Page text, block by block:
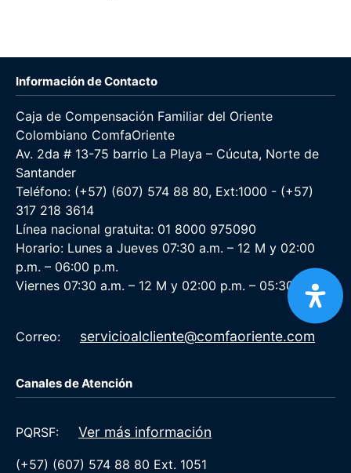
Información de Contacto
Caja de Compensación Familiar del Oriente
Colombiano ComfaOriente
Av. 2da # 13-75 barrio La Playa – Cúcuta, Norte de
Santander
Teléfono: (+57) (607) 574 88 80, Ext:1000 - (+57)
317 218 3614
Línea nacional gratuita: 01 8000 975090
Horario: Lunes a Jueves 07:30 a.m. – 12 M y 02:00
p.m. – 06:00 p.m.
Viernes 07:30 a.m. – 12 M y 02:00 p.m. – 05:30 p.m.
Correo: servicioalcliente@comfaoriente.com
Canales de Atención
PQRSF: Ver más información
(+57) (607) 574 88 80 Ext. 1051